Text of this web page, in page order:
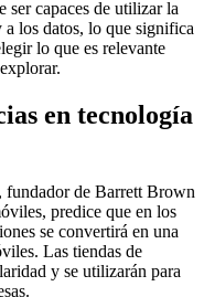
ser capaces de utilizar la
los datos, lo que significa
lo que es relevante
en tecnología
fundador de Barrett Brown
predice que en los
se convertirá en una
Las tiendas de
y se utilizarán para